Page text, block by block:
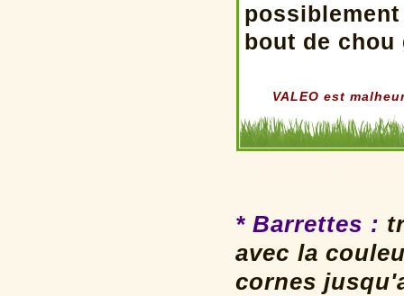
bout de chou
VALEO est
* Barrettes :
avec la
cornes